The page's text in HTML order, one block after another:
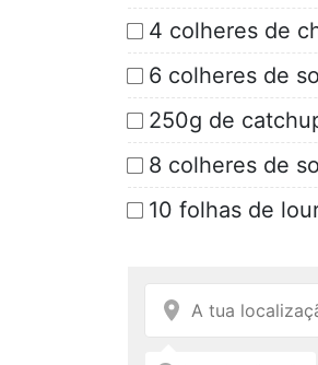
4 colheres de
6 colheres de
250g de
8 colheres de
10 folhas de